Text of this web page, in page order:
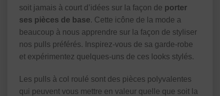
soit jamais à court d’idées sur la façon de porter
ses pièces de base. Cette icône de la mode a
beaucoup à nous apprendre sur la façon de styliser
nos pulls préférés. Inspirez-vous de sa garde-robe
et expérimentez quelques-uns de ces looks stylés.
Les pulls à col roulé sont des pièces polyvalentes
qui peuvent vous mettre en valeur quelle que soit la